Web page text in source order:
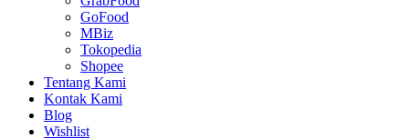
GoFood
MBiz
Tokopedia
Shopee
Tentang Kami
Kontak Kami
Blog
Wishlist